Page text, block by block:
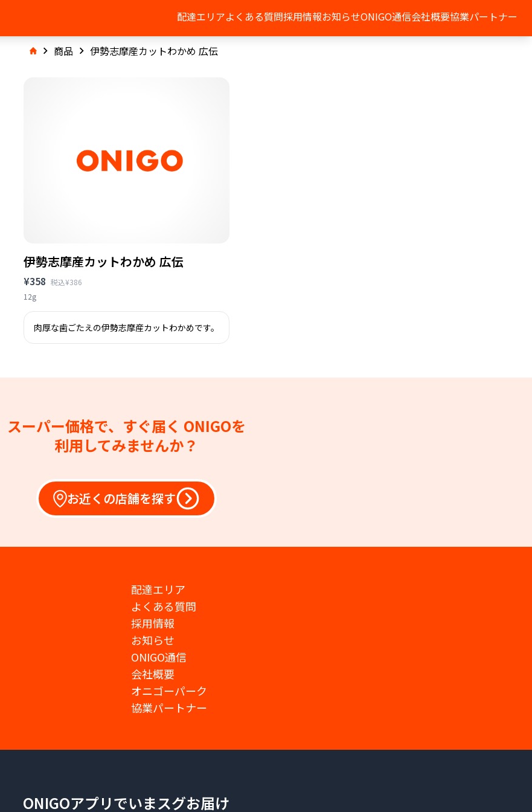
配達エリアよくある質問採用情報お知らせONIGO通信会社概要協業パートナー
商品 伊勢志摩産カットわかめ 広伝
伊勢志摩産カットわかめ 広伝
¥358 税込¥386
12g
肉厚な歯ごたえの伊勢志摩産カットわかめです。
スーパー価格で、すぐ届く ONIGOを
利用してみませんか？
お近くの店舗を探す
配達エリア
よくある質問
採用情報
お知らせ
ONIGO通信
会社概要
オニゴーパーク
協業パートナー
ONIGOアプリでいまスグお届け